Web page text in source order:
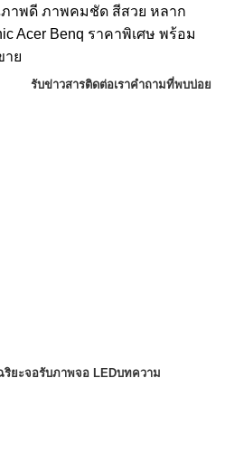
ภาพดี ภาพคมชัด สีสวย หลาก
Acer Benq ราคาพิเศษ พร้อม
าย
รับข่าวสารติดต่อเราคำถามที่พบบ่อย
ริยะจอรับภาพจอ LEDบทความ